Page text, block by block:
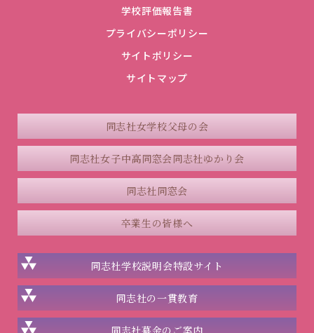
学校評価報告書
プライバシーポリシー
サイトポリシー
サイトマップ
同志社女学校父母の会
同志社女子中高同窓会同志社ゆかり会
同志社同窓会
卒業生の皆様へ
同志社学校説明会特設サイト
同志社の一貫教育
同志社募金のご案内